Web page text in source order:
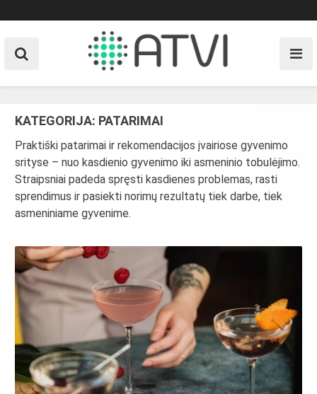
to
KATEGORIJA: PATARIMAI
Praktiški patarimai ir rekomendacijos įvairiose gyvenimo
srityse – nuo kasdienio gyvenimo iki asmeninio tobulėjimo.
Straipsniai padeda spręsti kasdienes problemas, rasti
sprendimus ir pasiekti norimų rezultatų tiek darbe, tiek
asmeniniame gyvenime.